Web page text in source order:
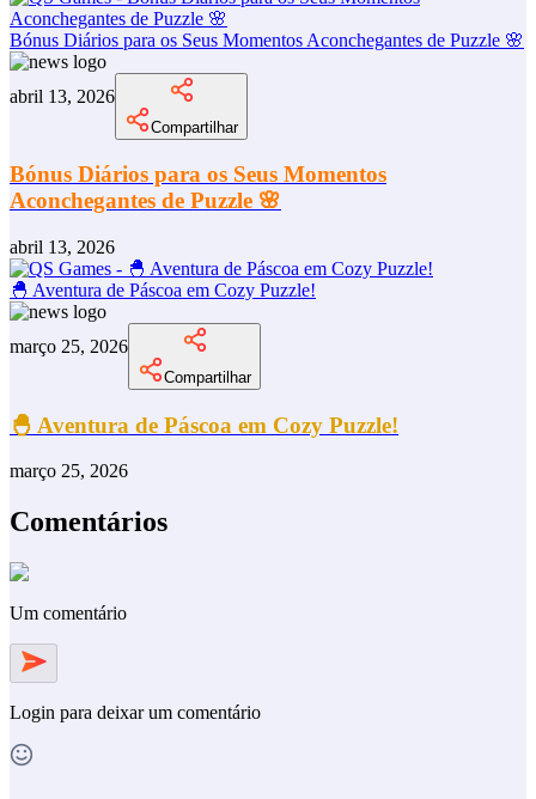
Bónus Diários para os Seus Momentos Aconchegantes de Puzzle 🌸
abril 13, 2026
Compartilhar
Bónus Diários para os Seus Momentos
Aconchegantes de Puzzle 🌸
abril 13, 2026
🐣 Aventura de Páscoa em Cozy Puzzle!
março 25, 2026
Compartilhar
🐣 Aventura de Páscoa em Cozy Puzzle!
março 25, 2026
Comentários
Um comentário
Login para deixar um comentário